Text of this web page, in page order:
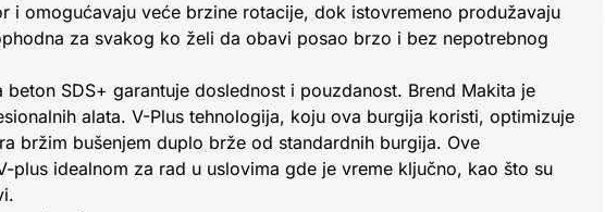
i omogućavaju veće brzine rotacije, dok istovremeno produžavaju
za svakog ko želi da obavi posao brzo i bez nepotrebnog
SDS+ garantuje doslednost i pouzdanost. Brend Makita je
alata. V-Plus tehnologija, koju ova burgija koristi, optimizuje
bržim bušenjem duplo brže od standardnih burgija. Ove
plus idealnom za rad u uslovima gde je vreme ključno, kao što su